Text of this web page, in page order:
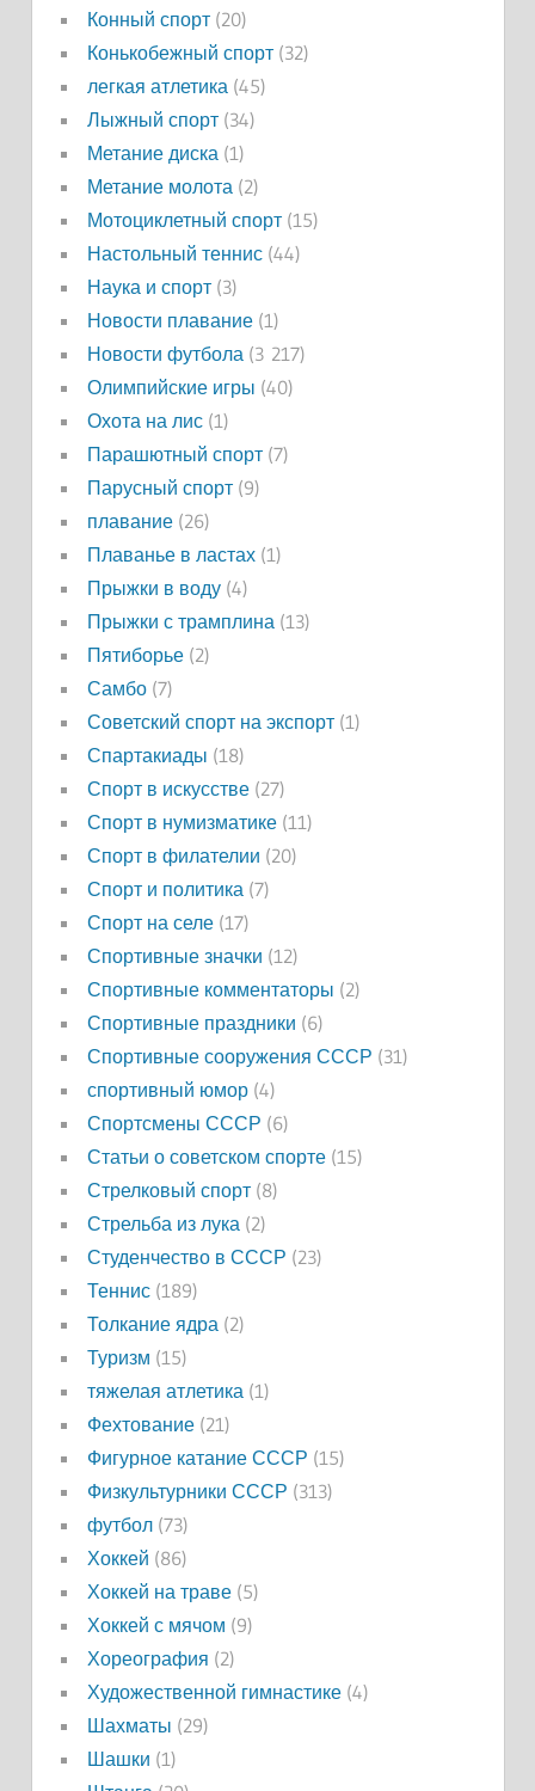
Конный спорт(20)
Конькобежный спорт(32)
легкая атлетика(45)
Лыжный спорт(34)
Метание диска(1)
Метание молота(2)
Мотоциклетный спорт(15)
Настольный теннис(44)
Наука и спорт(3)
Новости плавание(1)
Новости футбола(3 217)
Олимпийские игры (40)
Охота на лис(1)
Парашютный спорт(7)
Парусный спорт(9)
плавание(26)
Плаванье в ластах(1)
Прыжки в воду(4)
Прыжки с трамплина(13)
Пятиборье(2)
Самбо(7)
Советский спорт на экспорт(1)
Спартакиады (18)
Спорт в искусстве(27)
Спорт в нумизматике(11)
Спорт в филателии (20)
Спорт и политика(7)
Спорт на селе(17)
Спортивные значки (12)
Спортивные комментаторы (2)
Спортивные праздники (6)
Спортивные сооружения СССР (31)
спортивный юмор(4)
Спортсмены СССР (6)
Статьи о советском спорте(15)
Стрелковый спорт(8)
Стрельба из лука(2)
Студенчество в СССР (23)
Теннис(189)
Толкание ядра(2)
Туризм (15)
тяжелая атлетика(1)
Фехтование(21)
Фигурное катание СССР (15)
Физкультурники СССР (313)
футбол(73)
Хоккей (86)
Хоккей на траве(5)
Хоккей с мячом (9)
Хореография (2)
Художественной гимнастике(4)
Шахматы (29)
Шашки (1)